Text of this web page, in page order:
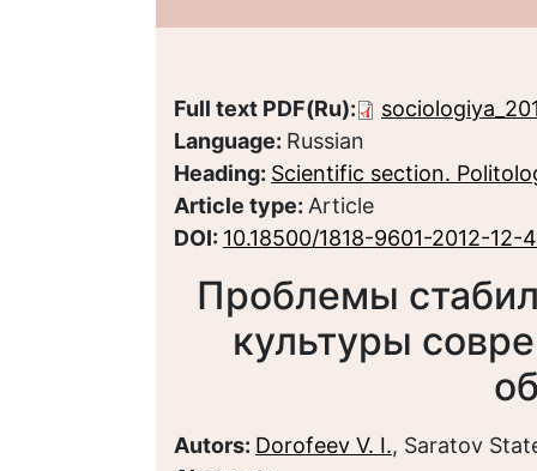
Full text PDF(Ru):
Language: Russian
Heading: Scientific section.
Article type: Article
DOI: 10.18500/1818-9601-2012-
Проблемы
культуры
Autors: Dorofeev V. I., Saratov